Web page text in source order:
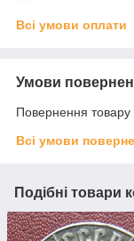
Всі умови оплати
Умови
Повернення товару
Всі умови
Подібні товари